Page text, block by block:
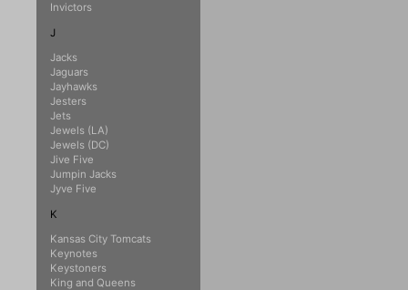
Invictors
J
Jacks
Jaguars
Jayhawks
Jesters
Jets
Jewels (LA)
Jewels (DC)
Jive Five
Jumpin Jacks
Jyve Five
K
Kansas City Tomcats
Keynotes
Keystoners
King and Queens